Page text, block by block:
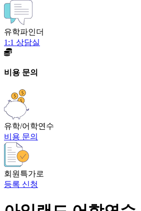
유학파인더
1:1 상담실
비용 문의
유학/어학연수
비용 문의
회원특가로
등록 신청